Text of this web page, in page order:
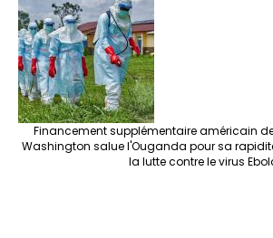
Financement supplémentaire américain de
Washington salue l'Ouganda pour sa
la lutte contre le virus